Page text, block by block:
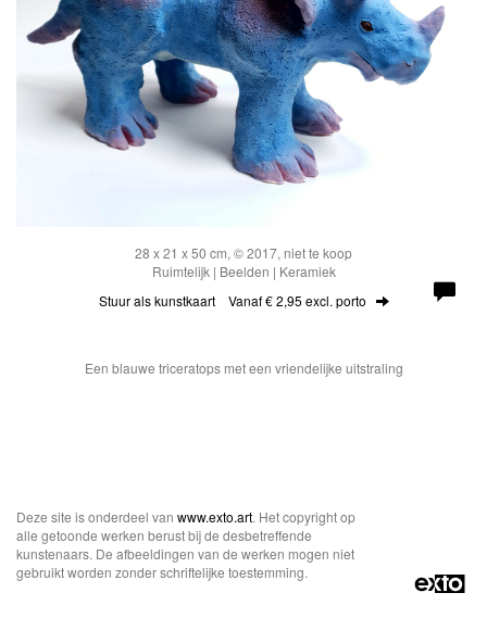
28 x 21 x 50 cm, © 2017, niet te koop
Ruimtelijk | Beelden | Keramiek
Stuur als kunstkaart Vanaf € 2,95 excl. porto
Een blauwe triceratops met een vriendelijke uitstraling
Deze site is onderdeel van www.exto.art. Het copyright op
alle getoonde werken berust bij de desbetreffende
kunstenaars. De afbeeldingen van de werken mogen niet
gebruikt worden zonder schriftelijke toestemming.